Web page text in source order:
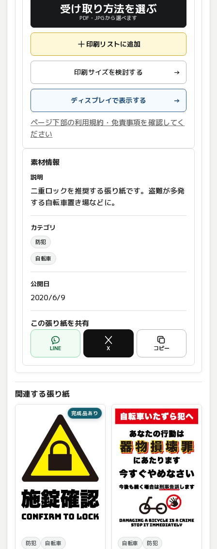
受け取り方法を選ぶ
PDF・JPGから選べます
印刷リストに追加
印刷サイズを検討する →
ディスプレイで表示する →
ページ下部の利用規約・免責事項を確認してく
ださい
素材情報
説明
二重ロックを推奨する張り紙です。盗難が多発
する自転車置き場などに。
カテゴリ
防犯
自転車
公開日
2020/6/9
この張り紙を共有
LINE X コピー
関連する張り紙
完成品あり
防犯 自転車 自転車 防犯